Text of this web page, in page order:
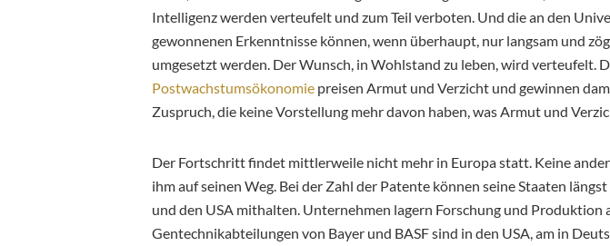
Intelligenz werden verteufelt und zum Teil verboten. Und die an den
gewonnenen Erkenntnisse können, wenn überhaupt, nur langsam und
umgesetzt werden. Der Wunsch, in Wohlstand zu leben, wird verteufelt.
Postwachstumsökonomie preisen Armut und Verzicht und gewinnen
Zuspruch, die keine Vorstellung mehr davon haben, was Armut und
Der Fortschritt findet mittlerweile nicht mehr in Europa statt. Keine
ihm auf seinen Weg. Bei der Zahl der Patente können seine Staaten
und den USA mithalten. Unternehmen lagern Forschung und Produktion
Gentechnikabteilungen von Bayer und BASF sind in den USA, am in